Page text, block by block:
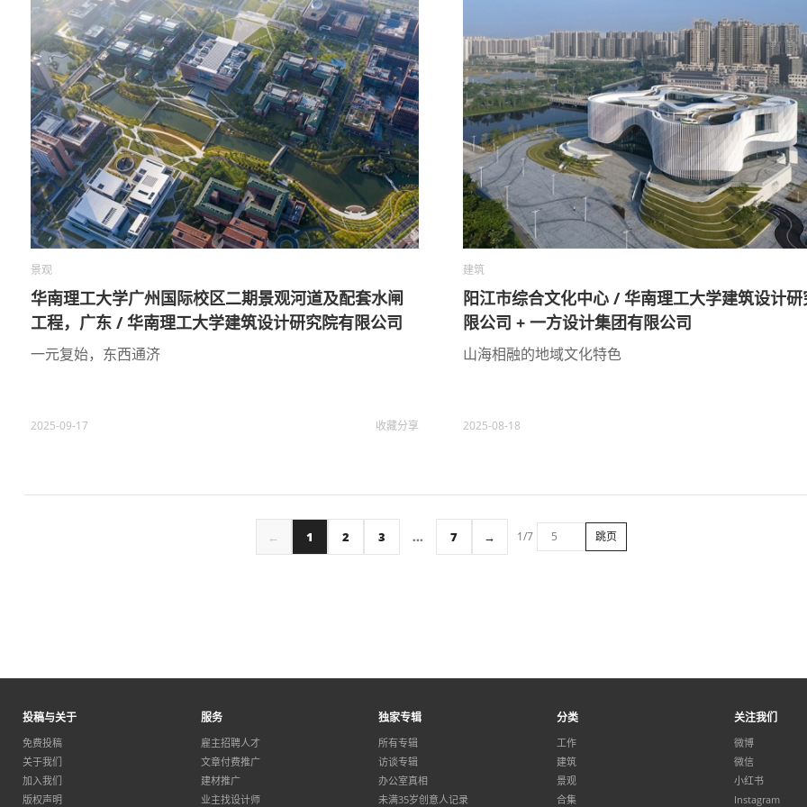
景观
华南理工大学广州国际校区二期景观河道及配套水闸
工程，广东 / 华南理工大学建筑设计研究院有限公司
一元复始，东西通济
2025-09-17 收藏分享
建筑
阳江市综合文化中心 / 华南理工大学建筑设计
限公司 + 一方设计集团有限公司
山海相融的地域文化特色
2025-08-18
← 1 2 3 ... 7 → 1/7 跳页
投稿与关于
免费投稿
关于我们
加入我们
版权声明
服务
雇主招聘人才
文章付费推广
建材推广
业主找设计师
独家专辑
所有专辑
访谈专辑
办公室真相
未满35岁创意人记录
分类
工作
建筑
景观
合集
关注我们
微博
微信
小红书
Instagram